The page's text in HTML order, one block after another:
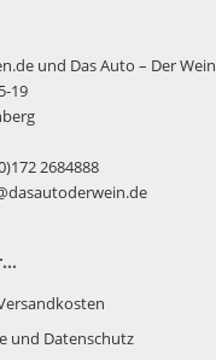
und Das Auto – Der Wein
19
2684888
und Datenschutz